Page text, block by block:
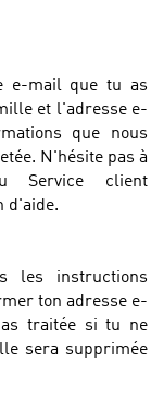
e-mail que tu as
et l'adresse e-
que nous
N'hésite pas à
Service client
d'aide.
les instructions
ton adresse e-
traitée si tu ne
sera supprimée